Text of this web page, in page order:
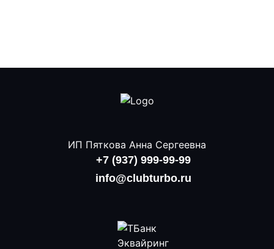
ИП Пяткова Анна Сергеевна
+7 (937) 999-99-99
info@clubturbo.ru